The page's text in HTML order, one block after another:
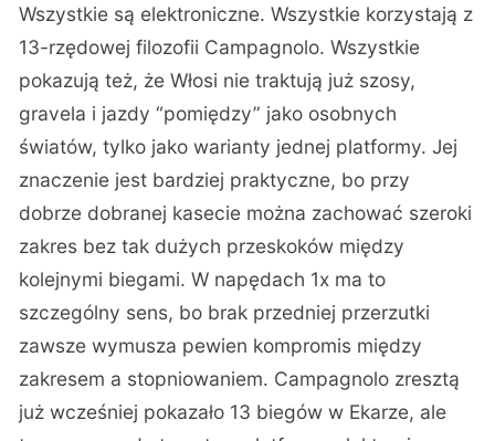
Wszystkie są elektroniczne. Wszystkie korzystają z
13-rzędowej filozofii Campagnolo. Wszystkie
pokazują też, że Włosi nie traktują już szosy,
gravela i jazdy “pomiędzy” jako osobnych
światów, tylko jako warianty jednej platformy. Jej
znaczenie jest bardziej praktyczne, bo przy
dobrze dobranej kasecie można zachować szeroki
zakres bez tak dużych przeskoków między
kolejnymi biegami. W napędach 1x ma to
szczególny sens, bo brak przedniej przerzutki
zawsze wymusza pewien kompromis między
zakresem a stopniowaniem. Campagnolo zresztą
już wcześniej pokazało 13 biegów w Ekarze, ale